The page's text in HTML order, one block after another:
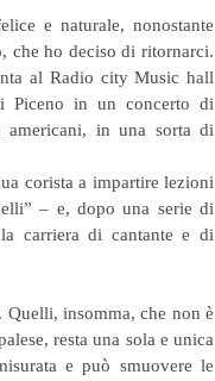
e naturale, nonostante
che ho deciso di ritornarci.
al Radio city Music hall
Piceno in un concerto di
americani, in una sorta di
corista a impartire lezioni
– e, dopo una serie di
carriera di cantante e di
insomma, che non è
resta una sola e unica
e può smuovere le